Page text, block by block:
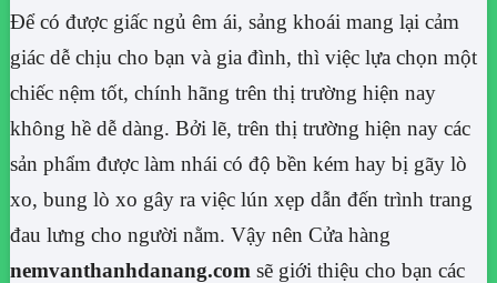
Để có được giấc ngủ êm ái, sảng khoái mang lại cảm
giác dễ chịu cho bạn và gia đình, thì việc lựa chọn một
chiếc nệm tốt, chính hãng trên thị trường hiện nay
không hề dễ dàng. Bởi lẽ, trên thị trường hiện nay các
sản phẩm được làm nhái có độ bền kém hay bị gãy lò
xo, bung lò xo gây ra việc lún xẹp dẫn đến trình trang
đau lưng cho người nằm. Vậy nên Cửa hàng
nemvanthanhdanang.com sẽ giới thiệu cho bạn các